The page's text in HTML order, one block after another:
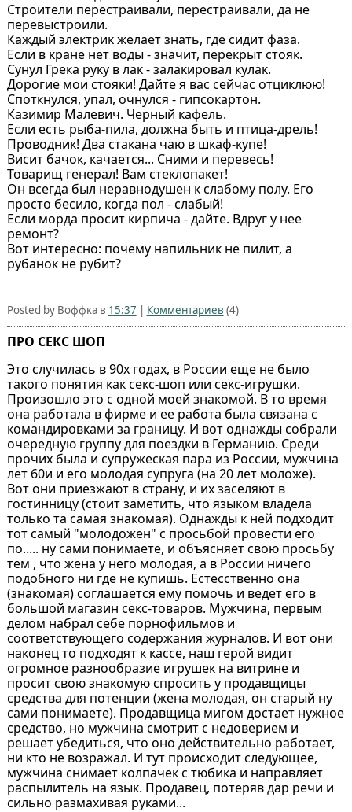
Строители перестраивали, перестраивали, да не
перевыстроили.
Каждый электрик желает знать, где сидит фаза.
Если в кране нет воды - значит, перекрыт стояк.
Сунул Грека руку в лак - залакировал кулак.
Дорогие мои стояки! Дайте я вас сейчас отциклюю!
Споткнулся, упал, очнулся - гипсокартон.
Казимир Малевич. Черный кафель.
Если есть рыба-пила, должна быть и птица-дрель!
Проводник! Два стакана чаю в шкаф-купе!
Висит бачок, качается... Сними и перевесь!
Товарищ генерал! Вам стеклопакет!
Он всегда был неравнодушен к слабому полу. Его
просто бесило, когда пол - слабый!
Если морда просит кирпича - дайте. Вдруг у нее
ремонт?
Вот интересно: почему напильник не пилит, а
рубанок не рубит?
Posted by Воффка в 15:37 | Комментариев (4)
ПРО СЕКС ШОП
Это случилась в 90х годах, в России еще не было
такого понятия как секс-шоп или секс-игрушки.
Произошло это с одной моей знакомой. В то время
она работала в фирме и ее работа была связана с
командировками за границу. И вот однажды собрали
очередную группу для поездки в Германию. Среди
прочих была и супружеская пара из России, мужчина
лет 60и и его молодая супруга (на 20 лет моложе).
Вот они приезжают в страну, и их заселяют в
гостинницу (стоит заметить, что языком владела
только та самая знакомая). Однажды к ней подходит
тот самый "молодожен" с просьбой провести его
по..... ну сами понимаете, и объясняет свою просьбу
тем , что жена у него молодая, а в России ничего
подобного ни где не купишь. Естесственно она
(знакомая) соглашается ему помочь и ведет его в
большой магазин секс-товаров. Мужчина, первым
делом набрал себе порнофильмов и
соответствующего содержания журналов. И вот они
наконец то подходят к кассе, наш герой видит
огромное разнообразие игрушек на витрине и
просит свою знакомую спросить у продавщицы
средства для потенции (жена молодая, он старый ну
сами понимаете). Продавщица мигом достает нужное
средство, но мужчина смотрит с недоверием и
решает убедиться, что оно действительно работает,
ни кто не возражал. И тут происходит следующее,
мужчина снимает колпачек с тюбика и направляет
распылитель на язык. Продавец, потеряв дар речи и
сильно размахивая руками...